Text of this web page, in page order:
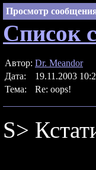
Просмотр
Список
Автор: Dr. Meandor
Дата:
19.11.2003
Тема:
Re: oops!
S>